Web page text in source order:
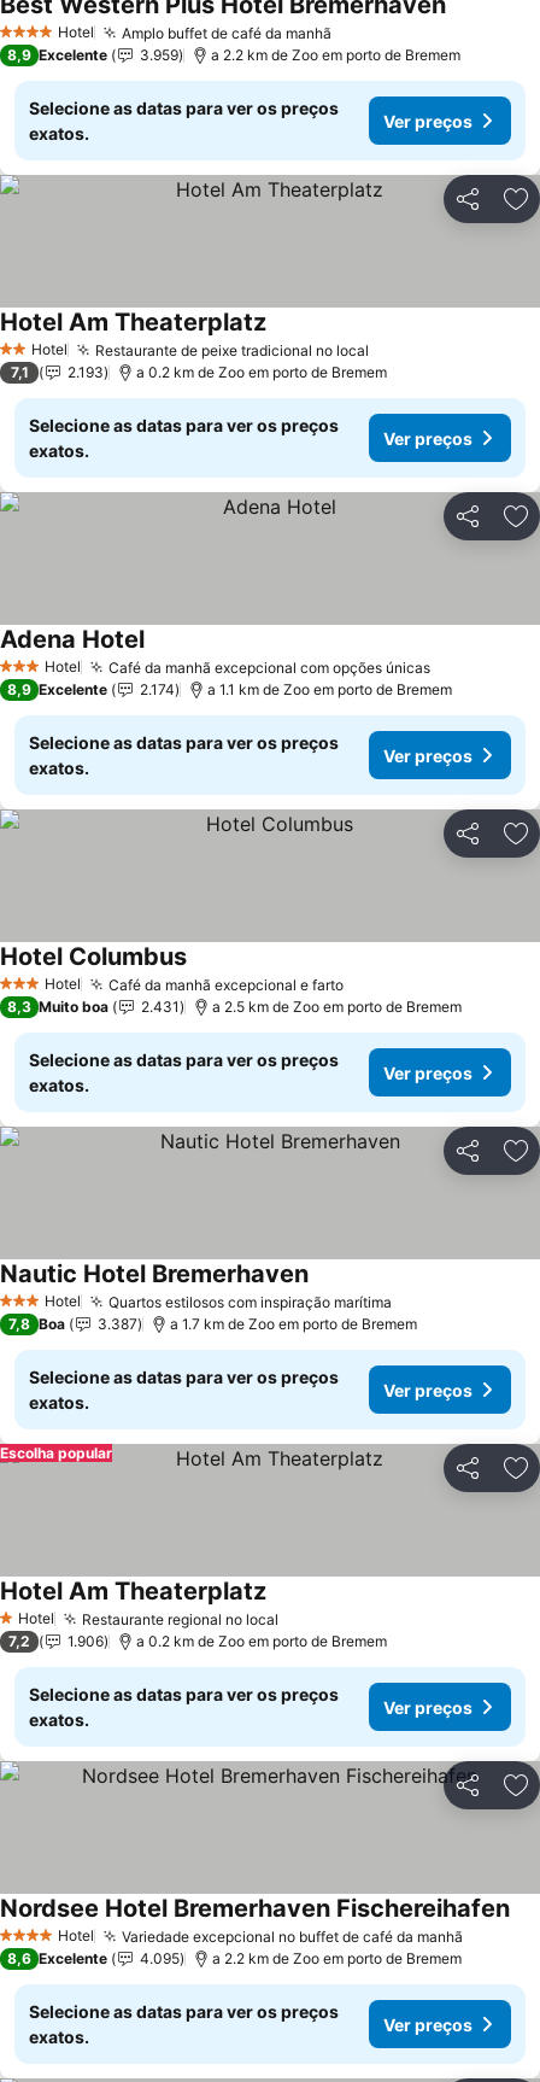
4 EstrelasHotel Amplo buffet de café da manhã
Ver
8,9 Excelente 3.959 a 2.2 km de Zoo em porto de Bremem
Selecione as datas para ver os preços
exatos.
Ver preços
Partilhar
2 Estrelas
Hotel Restaurante de peixe tradicional no local
Hotel Am TheaterplatzVer preços
7,1 2.193 a 0.2 km de Zoo em porto de Bremem
Selecione as datas para ver os preços
exatos.
Ver preços
Partilhar
3 EstrelasHotel Café da manhã excepcional com opções únicasVer preços
Adena HotelVer preços
8,9 Excelente 2.174 a 1.1 km de Zoo em porto de Bremem
Selecione as datas para ver os preços
exatos.
Ver preços
Partilhar
3 EstrelasHotel Café da manhã excepcional e fartoVer preços
Hotel ColumbusVer preços
8,3 Muito boa 2.431 a 2.5 km de Zoo em porto de Bremem
Selecione as datas para ver os preços
exatos.
Ver preços
Partilhar
3 EstrelasHotel Quartos estilosos com inspiração marítima
Nautic Hotel BremerhavenVer preços
7,8 Boa 3.387 a 1.7 km de Zoo em porto de Bremem
Selecione as datas para ver os preços
exatos.
Ver preços
Partilhar
Escolha popular
1 Estrelas
Hotel Restaurante regional no local
Hotel Am TheaterplatzVer preços
7,2 1.906 a 0.2 km de Zoo em porto de Bremem
Selecione as datas para ver os preços
exatos.
Ver preços
Partilhar
4 EstrelasHotel Variedade excepcional no buffet de café da manhã
Nordsee Hotel Bremerhaven Fischereihafen
8,6 Excelente 4.095 a 2.2 km de Zoo em porto de Bremem
Selecione as datas para ver os preços
exatos.
Ver preços